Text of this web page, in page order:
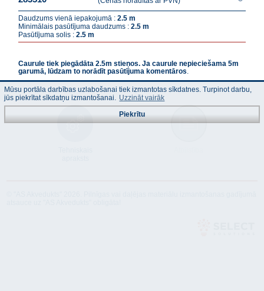
Daudzums vienā iepakojumā :2.5 m
Minimālais pasūtījuma daudzums :2.5 m
Pasūtījuma solis :2.5 m
Caurule tiek piegādāta 2.5m stieņos. Ja caurule nepieciešama 5m
garumā, lūdzam to norādīt pasūtījuma komentāros.
Mūsu portāla darbības uzlabošanai tiek izmantotas sīkdatnes. Turpinot darbu,
jūs piekrītat sīkdatņu izmantošanai. Uzzināt vairāk
Piekrītu